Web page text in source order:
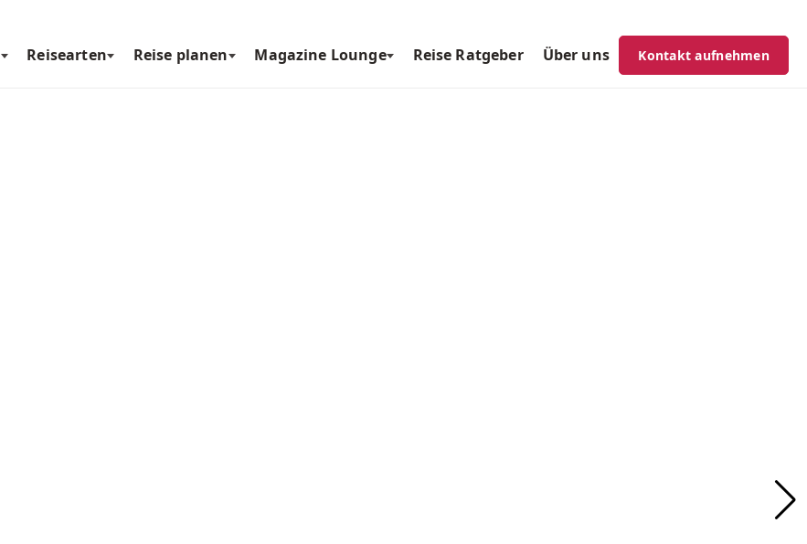
Reisearten Reise planen Magazine Lounge Reise Ratgeber Über uns Kontakt aufnehmen